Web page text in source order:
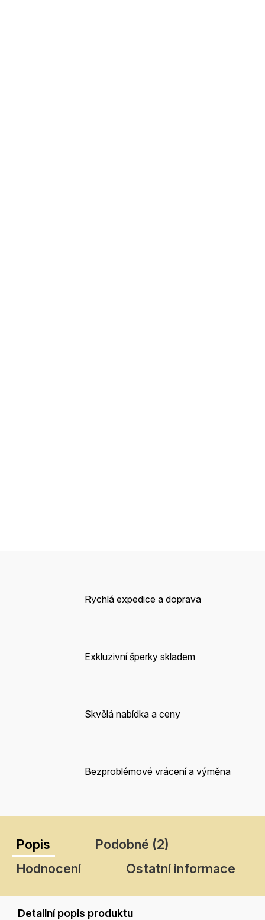
Rychlá expedice a doprava
Exkluzivní šperky skladem
Skvělá nabídka a ceny
Bezproblémové vrácení a výměna
Popis
Podobné (2)
Hodnocení
Ostatní informace
Detailní popis produktu